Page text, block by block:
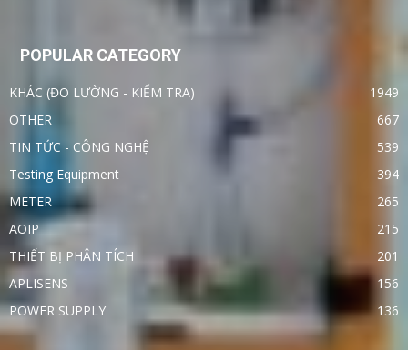
POPULAR CATEGORY
KHÁC (ĐO LƯỜNG - KIỂM TRA)
1949
OTHER
667
TIN TỨC - CÔNG NGHỆ
539
Testing Equipment
394
METER
265
AOIP
215
THIẾT BỊ PHÂN TÍCH
201
APLISENS
156
POWER SUPPLY
136